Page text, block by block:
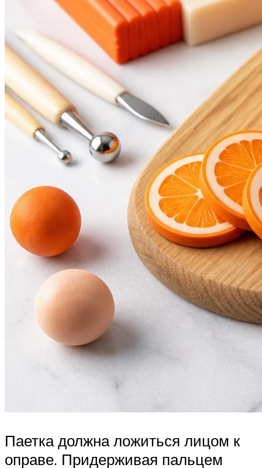
Паетка должна ложиться лицом к
оправе. Придерживая пальцем